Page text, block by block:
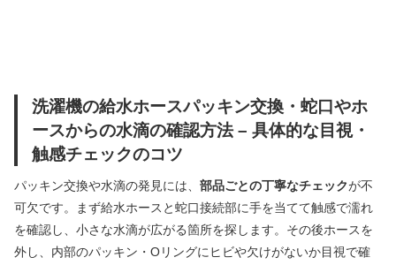
洗濯機の給水ホースパッキン交換・蛇口やホ
ースからの水滴の確認方法 – 具体的な目視・
触感チェックのコツ
パッキン交換や水滴の発見には、 部品ごとの丁寧なチェックが不
可欠です。まず給水ホースと蛇口接続部に手を当てて触感で濡れ
を確認し、小さな水滴が広がる箇所を探します。その後ホースを
外し、内部のパッキン・Oリングにヒビや欠けがないか目視で確